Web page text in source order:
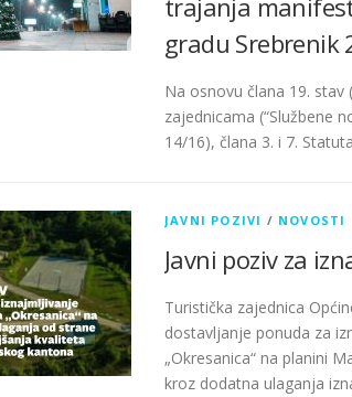
trajanja
gradu Srebrenik
Na osnovu člana 19.
zajednicama (“Službene
14/16), člana 3. i 7.
JAVNI POZIVI / NOVOSTI
Javni poziv za
Turistička zajednica
dostavljanje ponuda za
„Okresanica“ na planini
kroz dodatna ulaganja